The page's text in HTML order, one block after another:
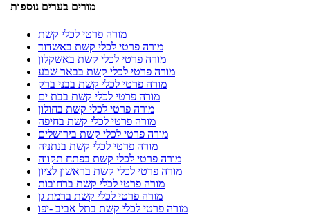
מורים בערים נוספות
מורה פרטי לכלי קשת
מורה פרטי לכלי קשת באשדוד
מורה פרטי לכלי קשת באשקלון
מורה פרטי לכלי קשת בבאר שבע
מורה פרטי לכלי קשת בבני ברק
מורה פרטי לכלי קשת בבת ים
מורה פרטי לכלי קשת בחולון
מורה פרטי לכלי קשת בחיפה
מורה פרטי לכלי קשת בירושלים
מורה פרטי לכלי קשת בנתניה
מורה פרטי לכלי קשת בפתח תקווה
מורה פרטי לכלי קשת בראשון לציון
מורה פרטי לכלי קשת ברחובות
מורה פרטי לכלי קשת ברמת גן
מורה פרטי לכלי קשת בתל אביב -יפו